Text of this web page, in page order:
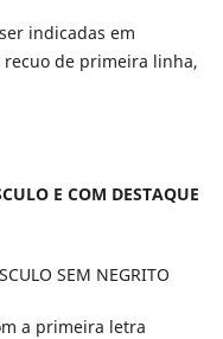
indicadas em
recuo de primeira linha,
E COM DESTAQUE
SEM NEGRITO
a primeira letra